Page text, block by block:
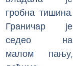
гробна тишина.
Граничар је
седео на
малом пању,